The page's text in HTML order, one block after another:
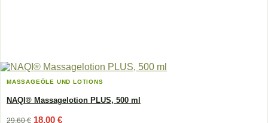
MASSAGEÖLE UND LOTIONS
NAQI® Massagelotion PLUS, 500 ml
29,60€ Ursprünglicher
18,00 €Aktueller